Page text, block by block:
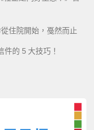
住院開始，戞然而止
的 5 大技巧！